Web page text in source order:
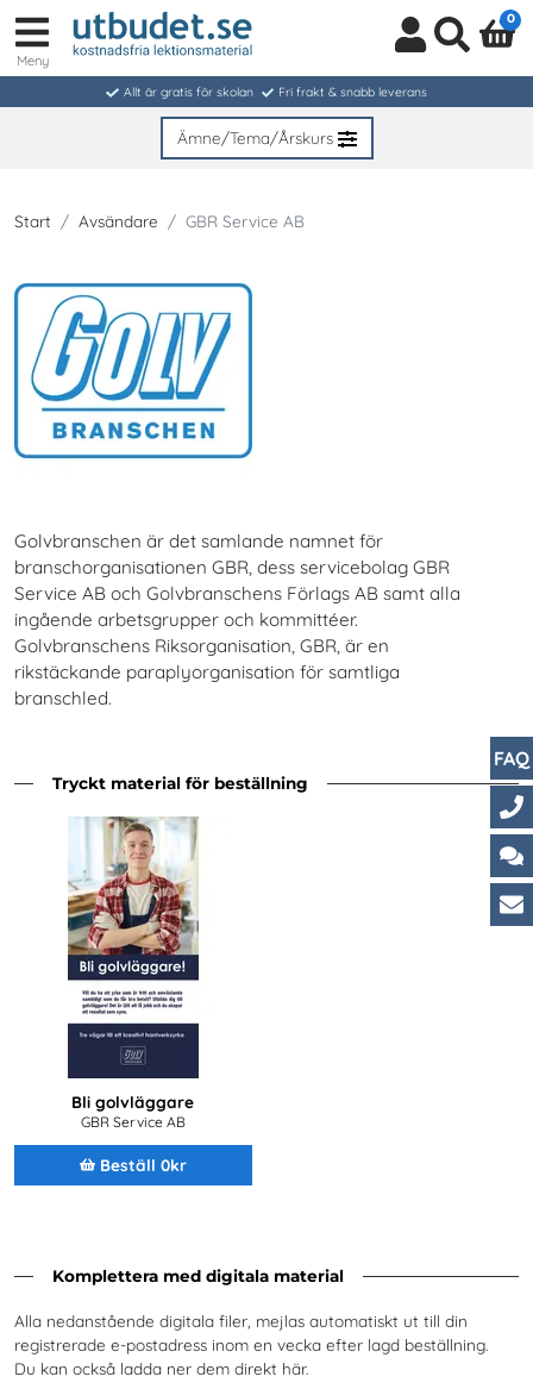
in
/
Meny
0
Allt är gratis för skolan Fri frakt & snabb leverans
Ämne/Tema/Årskurs
Start Avsändare GBR Service AB
Golvbranschen är det samlande namnet för
branschorganisationen GBR, dess servicebolag GBR
Service AB och Golvbranschens Förlags AB samt alla
ingående arbetsgrupper och kommittéer.
Golvbranschens Riksorganisation, GBR, är en
rikstäckande paraplyorganisation för samtliga
branschled.
Tryckt material för beställning
Bli golvläggare
GBR Service AB
Beställ 0kr
Komplettera med digitala material
Alla nedanstående digitala filer, mejlas automatiskt ut till din
registrerade e-postadress inom en vecka efter lagd beställning.
Du kan också ladda ner dem direkt här.
FAQ